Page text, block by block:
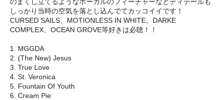
しっかり当時の空気を落とし込んでてカッコイイです！
CURSED SAILS、MOTIONLESS IN WHITE、DARKE
COMPLEX、OCEAN GROVE等好きは必聴！！
1. MGGDA
2. (The New) Jesus
3. True Love
4. St. Veronica
5. Fountain Of Youth
6. Cream Pie